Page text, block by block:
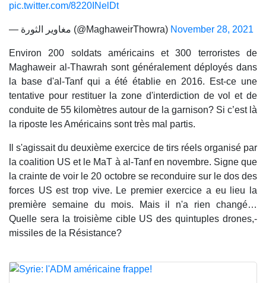
pic.twitter.com/8220INelDt
— مغاوير الثورة (@MaghaweirThowra) November 28, 2021
Environ 200 soldats américains et 300 terroristes de
Maghaweir al-Thawrah sont généralement déployés dans
la base d'al-Tanf qui a été établie en 2016. Est-ce une
tentative pour restituer la zone d'interdiction de vol et de
conduite de 55 kilomètres autour de la garnison? Si c’est là
la riposte les Américains sont très mal partis.
Il s'agissait du deuxième exercice de tirs réels organisé par
la coalition US et le MaT à al-Tanf en novembre. Signe que
la crainte de voir le 20 octobre se reconduire sur le dos des
forces US est trop vive. Le premier exercice a eu lieu la
première semaine du mois. Mais il n'a rien changé…
Quelle sera la troisième cible US des quintuples drones,-
missiles de la Résistance?